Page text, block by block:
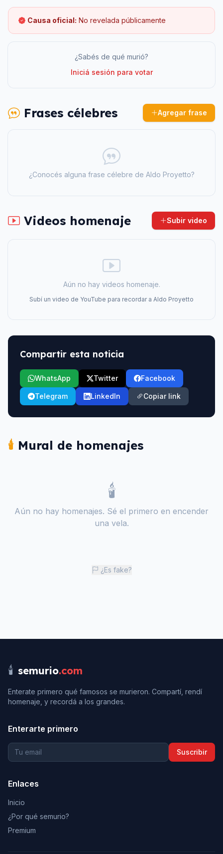
Causa oficial: No revelada públicamente
¿Sabés de qué murió?
Iniciá sesión para votar
Frases célebres Agregar frase
¿Conocés alguna frase célebre de Aldo Proyetto?
Videos homenaje Subir video
Aún no hay videos homenaje.
Subí un video de YouTube para recordar a Aldo Proyetto
Compartir esta noticia
WhatsApp Twitter Facebook
Telegram LinkedIn Copiar link
🕯️ Mural de homenajes
🕯️
Aún no hay homenajes. Sé el primero en encender
una vela.
¿Es fake?
🕯️ semurio.com
Enterate primero qué famosos se murieron. Compartí, rendí
homenaje, y recordá a los grandes.
Enterarte primero
Suscribir
Enlaces
Inicio
¿Por qué semurio?
Premium